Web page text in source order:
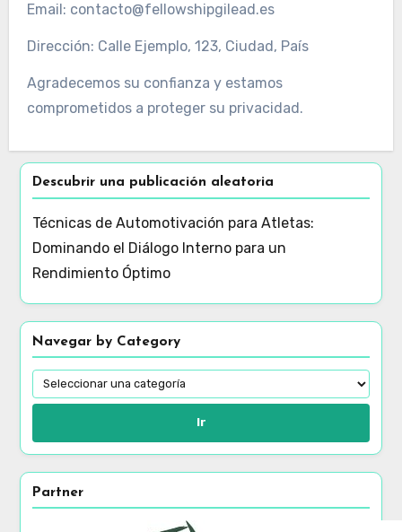
Email: contacto@fellowshipgilead.es
Dirección: Calle Ejemplo, 123, Ciudad, País
Agradecemos su confianza y estamos
comprometidos a proteger su privacidad.
Descubrir una publicación aleatoria
Técnicas de Automotivación para Atletas:
Dominando el Diálogo Interno para un
Rendimiento Óptimo
Navegar by Category
Ir
Partner